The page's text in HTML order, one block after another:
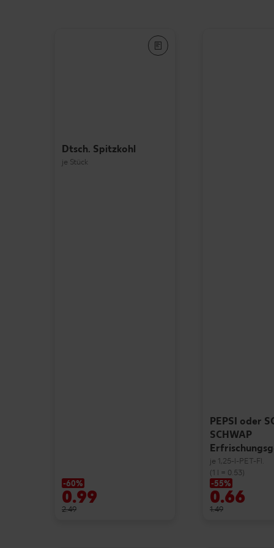
Dtsch. Spitzkohl
je Stück
-60%
0.99
2.49
PEPSI oder
SCHWAP
je 1,25-l-PET-Fl.
(1 l = 0.53)
-55%
0.66
1.49